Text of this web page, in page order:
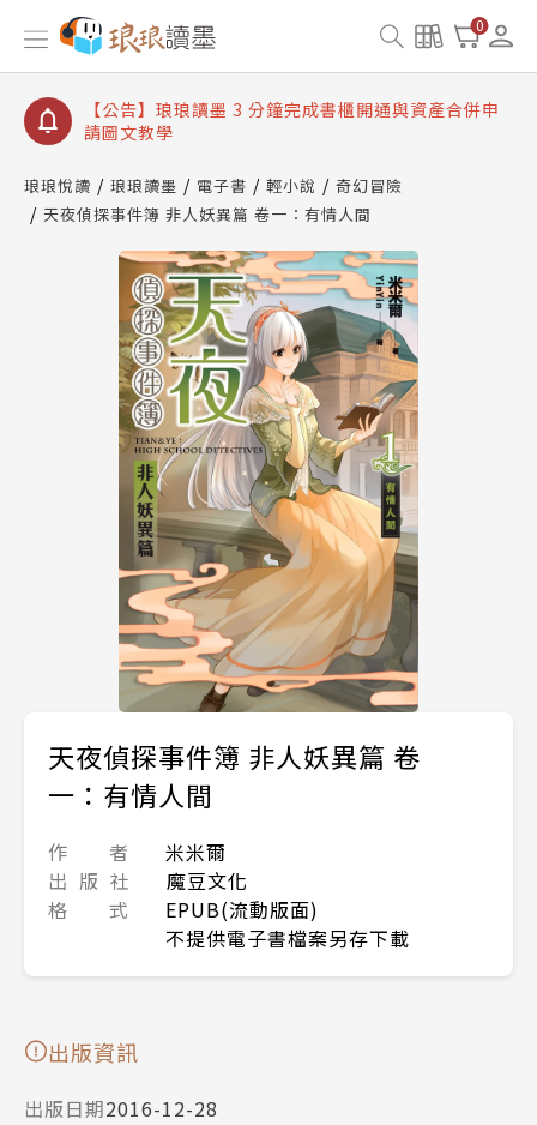
0
【公告】琅琅讀墨數位閱讀資產合併與書櫃開通申請
【公告】琅琅讀墨書櫃開通常見問題
【公告】琅琅讀墨 3 分鐘完成書櫃開通與資產合併申
請圖文教學
查詢
【公告】琅琅讀墨數位閱讀資產合併與書櫃開通申請
琅琅悅讀 琅琅讀墨 電子書 輕小說
奇幻冒險
天夜偵探事件簿 非人妖異篇 卷一：有情人間
天夜偵探事件簿 非人妖異篇 卷
一：有情人間
作 者
米米爾
出 版 社
魔豆文化
格 式
EPUB(流動版面)
不提供電子書檔案另存下載
出版資訊
出版日期2016-12-28